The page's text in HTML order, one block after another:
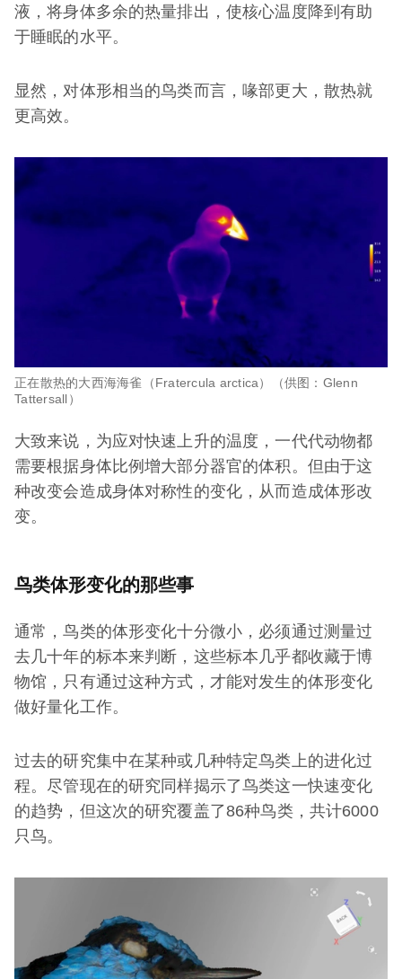
液，将身体多余的热量排出，使核心温度降到有助
于睡眠的水平。
显然，对体形相当的鸟类而言，喙部更大，散热就
更高效。
正在散热的大西海海雀（Fratercula arctica）（供图：Glenn
Tattersall）
大致来说，为应对快速上升的温度，一代代动物都
需要根据身体比例增大部分器官的体积。但由于这
种改变会造成身体对称性的变化，从而造成体形改
变。
鸟类体形变化的那些事
通常，鸟类的体形变化十分微小，必须通过测量过
去几十年的标本来判断，这些标本几乎都收藏于博
物馆，只有通过这种方式，才能对发生的体形变化
做好量化工作。
过去的研究集中在某种或几种特定鸟类上的进化过
程。尽管现在的研究同样揭示了鸟类这一快速变化
的趋势，但这次的研究覆盖了86种鸟类，共计6000
只鸟。